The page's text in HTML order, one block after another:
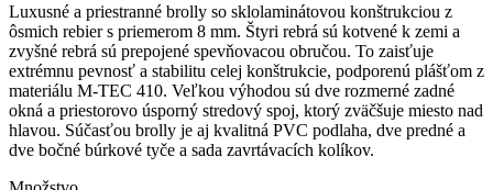
Luxusné a priestranné brolly so sklolaminátovou konštrukciou z
ôsmich rebier s priemerom 8 mm. Štyri rebrá sú kotvené k zemi a
zvyšné rebrá sú prepojené spevňovacou obručou. To zaisťuje
extrémnu pevnosť a stabilitu celej konštrukcie, podporenú plášťom z
materiálu M-TEC 410. Veľkou výhodou sú dve rozmerné zadné
okná a priestorovo úsporný stredový spoj, ktorý zväčšuje miesto nad
hlavou. Súčasťou brolly je aj kvalitná PVC podlaha, dve predné a
dve bočné búrkové tyče a sada zavrtávacích kolíkov.